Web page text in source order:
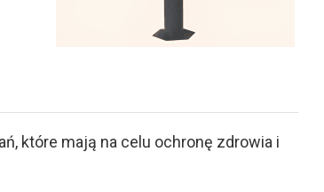
które mają na celu ochronę zdrowia i